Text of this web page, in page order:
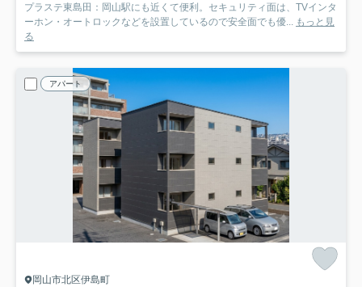
プラステ東島田：岡山駅にも近くて便利。セキュリティ面は、TVインタ
ーホン・オートロックなどを設置しているので安全面でも優... もっと見
る
アパート
岡山市北区伊島町